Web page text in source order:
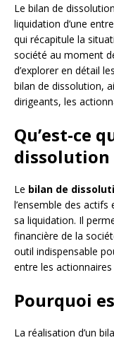
Le bilan de
liquidation d’une
qui récapitule la
société au moment
d’explorer en détail
bilan de dissolution,
dirigeants, les
Qu’est-ce
dissolution
Le bilan de
l’ensemble des actifs
sa liquidation. Il
financière de la
outil indispensable
entre les
Pourquoi
La réalisation d’un